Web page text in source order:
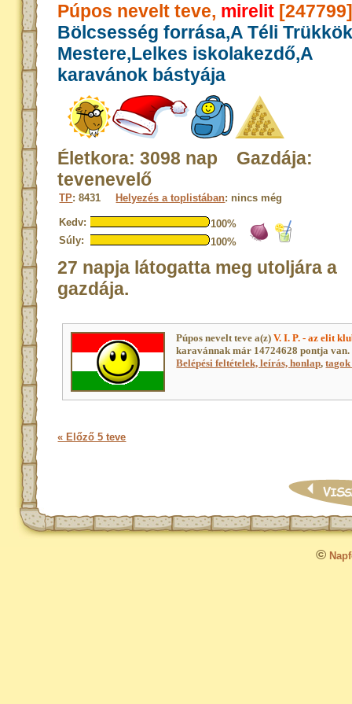
Púpos nevelt teve, mirelit
Bölcsesség forrása,A Téli
Mestere,Lelkes iskolakezdő,A
karavánok bástyája
Életkora: 3098 nap Gazdája:
tevenevelő
TP: 8431 Helyezés a toplistában: nincs még
Kedv:
100%
Súly:
100%
27 napja látogatta meg utoljára a
gazdája.
Púpos nevelt teve a(z)V. I. P. - az elit
karavánnak már 14724628 pontja van.
Belépési feltételek, leírás, honlap,
« Előző 5 teve
©